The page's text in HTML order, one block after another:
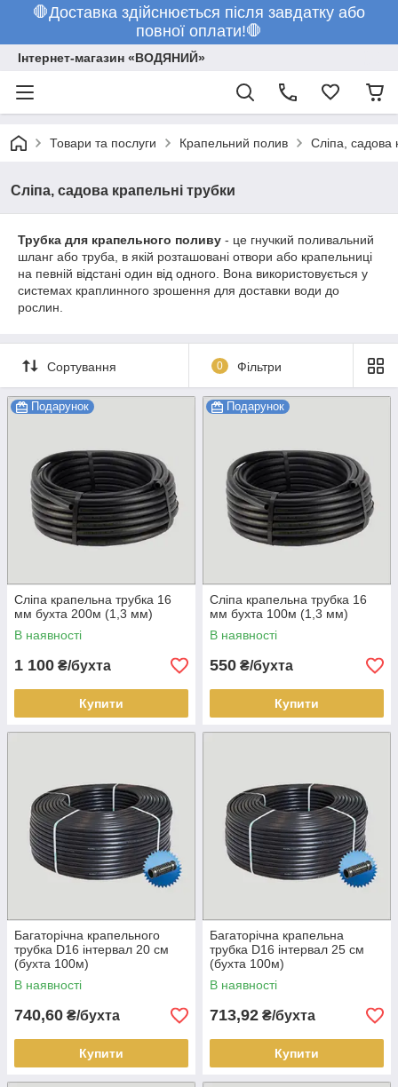
🛑Доставка здійснюється після завдатку або
повної оплати!🛑
Інтернет-магазин «ВОДЯНИЙ»
Товари та послуги Крапельний полив Сліпа, садова
Сліпа, садова крапельні трубки
Трубка для крапельного поливу - це гнучкий поливальний
шланг або труба, в якій розташовані отвори або крапельниці
на певній відстані один від одного. Вона використовується у
системах краплинного зрошення для доставки води до
рослин.
Сортування 0 Фільтри
Подарунок
Сліпа крапельна трубка 16
мм бухта 200м (1,3 мм)
В наявності
1 100 ₴/бухта
Купити
Подарунок
Сліпа крапельна трубка 16
мм бухта 100м (1,3 мм)
В наявності
550 ₴/бухта
Купити
Багаторічна крапельного
трубка D16 інтервал 20 см
(бухта 100м)
В наявності
740,60 ₴/бухта
Купити
Багаторічна крапельна
трубка D16 інтервал 25 см
(бухта 100м)
В наявності
713,92 ₴/бухта
Купити